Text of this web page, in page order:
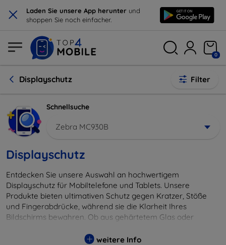
× Laden Sie unsere App herunter und
shoppen Sie noch einfacher.
0
Displayschutz Filter
Schnellsuche
Zebra MC930B
Displayschutz
Entdecken Sie unsere Auswahl an hochwertigem
Displayschutz für Mobiltelefone und Tablets. Unsere
Produkte bieten ultimativen Schutz gegen Kratzer, Stöße
und Fingerabdrücke, während sie die Klarheit Ihres
Bildschirms bewahren. Ob aus gehärtetem Glas oder
installieren und passgenau für jedes Gerät, um eine
weitere Info